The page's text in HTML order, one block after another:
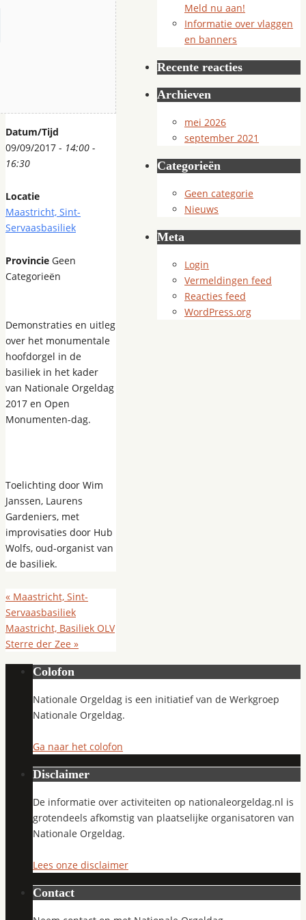
Datum/Tijd
09/09/2017 - 14:00 -
16:30
Locatie
Maastricht, Sint-
Servaasbasiliek
Provincie Geen
Categorieën
Demonstraties en uitleg
over het monumentale
hoofdorgel in de
basiliek in het kader
van Nationale Orgeldag
2017 en Open
Monumenten-dag.
Toelichting door Wim
Janssen, Laurens
Gardeniers, met
improvisaties door Hub
Wolfs, oud-organist van
de basiliek.
« Maastricht, Sint-
Servaasbasiliek
Maastricht, Basiliek OLV
Sterre der Zee »
Meld nu aan!
Informatie over vlaggen
en banners
Recente reacties
Archieven
mei 2026
september 2021
Categorieën
Geen categorie
Nieuws
Meta
Login
Vermeldingen feed
Reacties feed
WordPress.org
Colofon
Nationale Orgeldag is een initiatief van de Werkgroep
Nationale Orgeldag.
Ga naar het colofon
Disclaimer
De informatie over activiteiten op nationaleorgeldag.nl is
grotendeels afkomstig van plaatselijke organisatoren van
Nationale Orgeldag.
Lees onze disclaimer
Contact